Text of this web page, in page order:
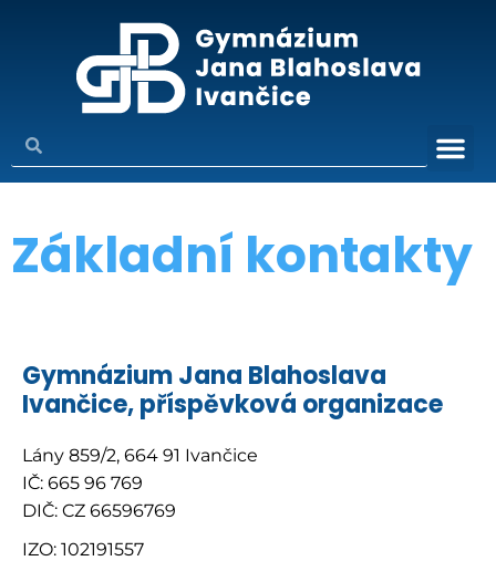
Základní kontakty
Gymnázium Jana Blahoslava
Ivančice, příspěvková organizace
Lány 859/2, 664 91 Ivančice
IČ: 665 96 769
DIČ: CZ 66596769
IZO: 102191557